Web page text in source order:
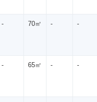
- 70㎡ - -
- 65㎡ - -